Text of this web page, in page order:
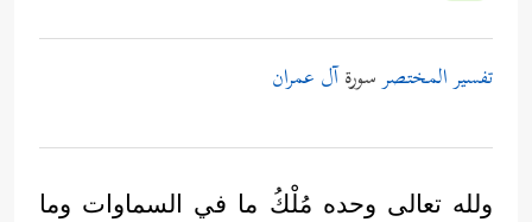
تفسير المختصرسورةآل عمران
ولله تعالى وحده مُلْكُ ما في السماوات وما